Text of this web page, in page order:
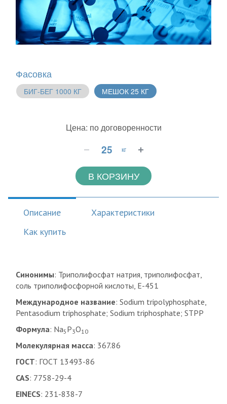
Фасовка
БИГ-БЕГ 1000 КГ МЕШОК 25 КГ
Цена: по договоренности
кг
В КОРЗИНУ
Описание
Характеристики
Как купить
Синонимы: Триполифосфат натрия, триполифосфат,
соль триполифосфорной кислоты, Е-451
Международное название: Sodium tripolyphosphate,
Pentasodium triphosphate; Sodium triphosphate; STPP
Формула: Na5 P3O10
Молекулярная масса: 367.86
ГОСТ: ГОСТ 13493-86
CAS: 7758-29-4
EINECS: 231-838-7